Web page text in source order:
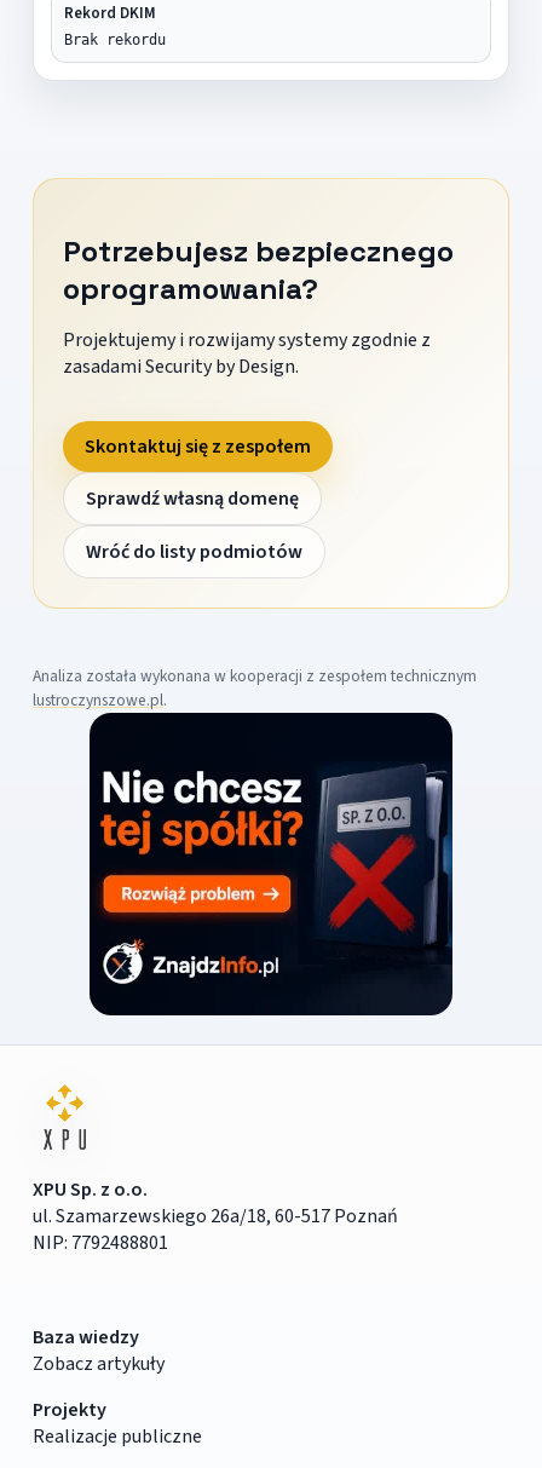
Rekord DKIM
Brak rekordu
Potrzebujesz bezpiecznego
oprogramowania?
Projektujemy i rozwijamy systemy zgodnie z
zasadami Security by Design.
Skontaktuj się z zespołem
Sprawdź własną domenę
Wróć do listy podmiotów
Analiza została wykonana w kooperacji z zespołem technicznym
lustroczynszowe.pl.
XPU Sp. z o.o.
ul. Szamarzewskiego 26a/18, 60-517 Poznań
NIP: 7792488801
Baza wiedzy
Zobacz artykuły
Projekty
Realizacje publiczne